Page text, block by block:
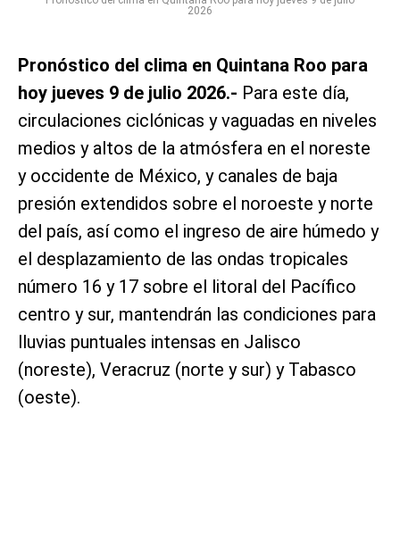
2026
Pronóstico del clima en Quintana Roo para
hoy jueves 9 de julio 2026.- Para este día,
circulaciones ciclónicas y vaguadas en niveles
medios y altos de la atmósfera en el noreste
y occidente de México, y canales de baja
presión extendidos sobre el noroeste y norte
del país, así como el ingreso de aire húmedo y
el desplazamiento de las ondas tropicales
número 16 y 17 sobre el litoral del Pacífico
centro y sur, mantendrán las condiciones para
lluvias puntuales intensas en Jalisco
(noreste), Veracruz (norte y sur) y Tabasco
(oeste).